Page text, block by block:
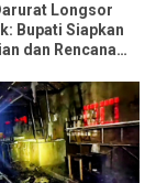
Longsor
Bupati Siapkan
dan Rencana